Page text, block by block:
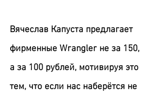
Вячеслав Капуста предлагает
фирменные Wrangler не за 150,
а за 100 рублей, мотивируя это
тем, что если нас наберётся не